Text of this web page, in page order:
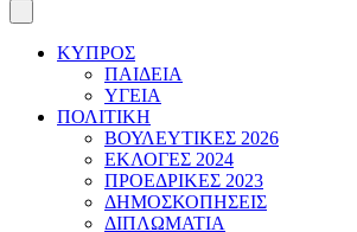
ΚΥΠΡΟΣ
ΠΑΙΔΕΙΑ
ΥΓΕΙΑ
ΠΟΛΙΤΙΚΗ
ΒΟΥΛΕΥΤΙΚΕΣ 2026
ΕΚΛΟΓΕΣ 2024
ΠΡΟΕΔΡΙΚΕΣ 2023
ΔΗΜΟΣΚΟΠΗΣΕΙΣ
ΔΙΠΛΩΜΑΤΙΑ